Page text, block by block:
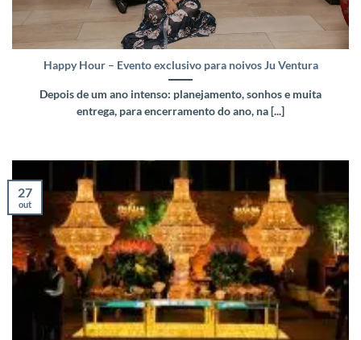
Happy Hour – Evento exclusivo para noivos Ju Ventura
Depois de um ano intenso: planejamento, sonhos e muita
entrega, para encerramento do ano, na [...]
27
out